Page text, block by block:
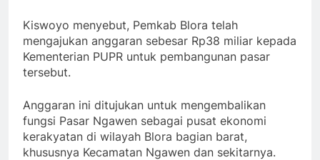
Kiswoyo menyebut, Pemkab Blora telah
mengajukan anggaran sebesar Rp38 miliar kepada
Kementerian PUPR untuk pembangunan pasar
tersebut.
Anggaran ini ditujukan untuk mengembalikan
fungsi Pasar Ngawen sebagai pusat ekonomi
kerakyatan di wilayah Blora bagian barat,
khususnya Kecamatan Ngawen dan sekitarnya.